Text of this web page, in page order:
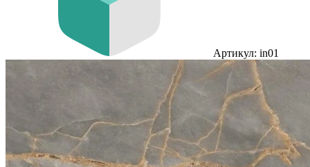
Артикул: in01